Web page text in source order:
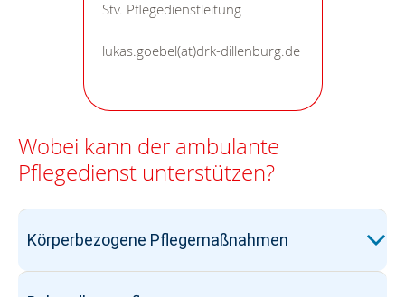
Stv. Pflegedienstleitung
lukas.goebel(at)drk-dillenburg.de
Wobei kann der ambulante
Pflegedienst unterstützen?
Körperbezogene Pflegemaßnahmen